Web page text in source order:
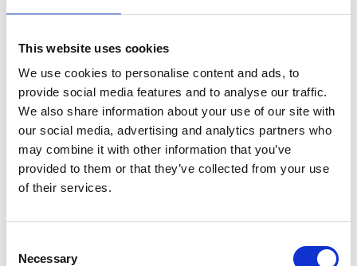
This website uses cookies
We use cookies to personalise content and ads, to
provide social media features and to analyse our traffic.
We also share information about your use of our site with
our social media, advertising and analytics partners who
may combine it with other information that you’ve
provided to them or that they’ve collected from your use
of their services.
Necessary
Posso saltar as longas filas de
Devo reservar um bilhete "Sem Fila" ou
uma Visita Guiada?
E se eu me atrasar para o meu horário?
Existe algum código de vestuário ou
restrições de entrada?